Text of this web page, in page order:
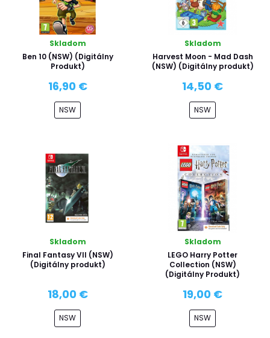
Skladom
Ben 10 (NSW) (Digitálny
Produkt)
16,90 €
NSW
Skladom
Harvest Moon - Mad Dash
(NSW) (Digitálny produkt)
14,50 €
NSW
Skladom
Final Fantasy VII (NSW)
(Digitálny produkt)
18,00 €
NSW
Skladom
LEGO Harry Potter
Collection (NSW)
(Digitálny Produkt)
19,00 €
NSW